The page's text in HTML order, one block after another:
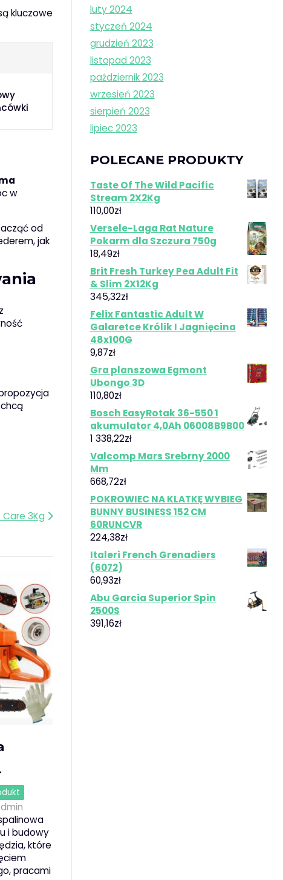
kluczowe
w
od
jak
3Kg
i budowy
które
pracami
luty 2024
styczeń 2024
grudzień 2023
listopad 2023
październik 2023
wrzesień 2023
sierpień 2023
lipiec 2023
POLECANE PRODUKTY
Taste Of The Wild Pacific
Stream 2X2Kg
110,00zł
Versele-Laga Rat Nature
Pokarm dla Szczura 750g
18,49zł
Brit Fresh Turkey Pea Adult Fit
& Slim 2X12Kg
345,32zł
Felix Fantastic Adult W
Galaretce Królik I Jagnięcina
48x100G
9,87zł
Gra planszowa Egmont
Ubongo 3D
110,80zł
Bosch EasyRotak 36-550 1
akumulator 4,0Ah 06008B9B00
1 338,22zł
Valcomp Mars Srebrny 2000
Mm
668,72zł
POKROWIEC NA KLATKĘ WYBIEG
BUNNY BUSINESS 152 CM
60RUNCVR
224,38zł
Italeri French Grenadiers
(6072)
60,93zł
Abu Garcia Superior Spin
2500S
391,16zł